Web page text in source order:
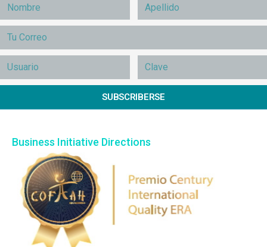
SUBSCRIBERSE
Business Initiative Directions